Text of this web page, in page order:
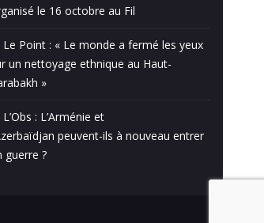
le 16 octobre au Fil
Le Point : « Le monde a fermé les yeux
un nettoyage ethnique au Haut-
»
L’Obs : L’Arménie et
peuvent-ils à nouveau entrer
guerre ?